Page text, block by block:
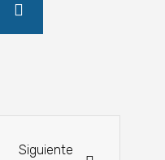
Siguiente